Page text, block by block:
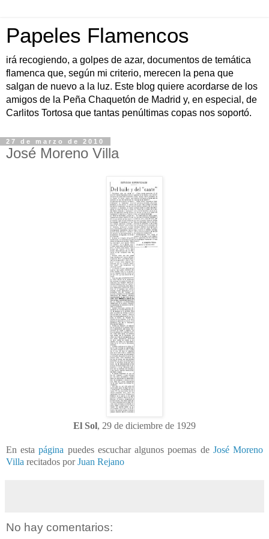
Papeles Flamencos
irá recogiendo, a golpes de azar, documentos de temática
flamenca que, según mi criterio, merecen la pena que
salgan de nuevo a la luz. Este blog quiere acordarse de los
amigos de la Peña Chaquetón de Madrid y, en especial, de
Carlitos Tortosa que tantas penúltimas copas nos soportó.
27 de marzo de 2010
José Moreno Villa
El Sol, 29 de diciembre de 1929
En estapágina puedes escuchar algunos poemas de José Moreno
Villa recitados porJuan Rejano
No hay comentarios: